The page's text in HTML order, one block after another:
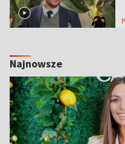
Najnowsze